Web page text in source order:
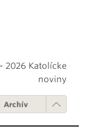
2026 Katolícke
noviny
Archív